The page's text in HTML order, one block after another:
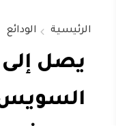
الرئيسية الودائع
السويس